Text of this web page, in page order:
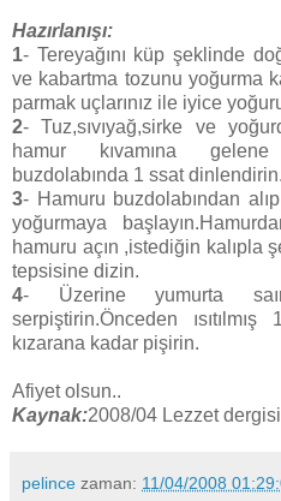
Hazırlanışı:
1- Tereyağını küp şeklinde
ve kabartma tozunu yoğurma
parmak uçlarınız ile iyice
2- Tuz,sıvıyağ,sirke ve
hamur kıvamına
buzdolabında 1 ssat dinlendirin.
3- Hamuru buzdolabından
yoğurmaya
hamuru açın ,istediğin kalıpla
tepsisine dizin.
4- Üzerine yumurta
serpiştirin.Önceden
kızarana kadar pişirin.
Afiyet olsun..
Kaynak:2008/04 Lezzet dergisi
pelince zaman: 11/04/2008